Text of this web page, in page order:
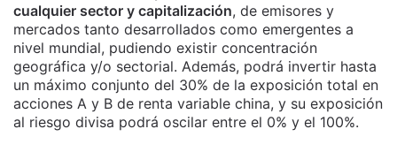
cualquier sector y capitalización, de emisores y
mercados tanto desarrollados como emergentes a
nivel mundial, pudiendo existir concentración
geográfica y/o sectorial. Además, podrá invertir hasta
un máximo conjunto del 30% de la exposición total en
acciones A y B de renta variable china, y su exposición
al riesgo divisa podrá oscilar entre el 0% y el 100%.